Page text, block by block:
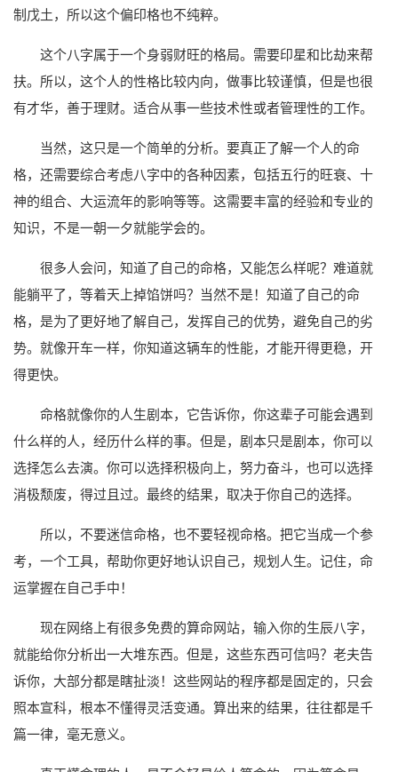
制戊土，所以这个偏印格也不纯粹。
这个八字属于一个身弱财旺的格局。需要印星和比劫来帮
扶。所以，这个人的性格比较内向，做事比较谨慎，但是也很
有才华，善于理财。适合从事一些技术性或者管理性的工作。
当然，这只是一个简单的分析。要真正了解一个人的命
格，还需要综合考虑八字中的各种因素，包括五行的旺衰、十
神的组合、大运流年的影响等等。这需要丰富的经验和专业的
知识，不是一朝一夕就能学会的。
很多人会问，知道了自己的命格，又能怎么样呢？难道就
能躺平了，等着天上掉馅饼吗？当然不是！知道了自己的命
格，是为了更好地了解自己，发挥自己的优势，避免自己的劣
势。就像开车一样，你知道这辆车的性能，才能开得更稳，开
得更快。
命格就像你的人生剧本，它告诉你，你这辈子可能会遇到
什么样的人，经历什么样的事。但是，剧本只是剧本，你可以
选择怎么去演。你可以选择积极向上，努力奋斗，也可以选择
消极颓废，得过且过。最终的结果，取决于你自己的选择。
所以，不要迷信命格，也不要轻视命格。把它当成一个参
考，一个工具，帮助你更好地认识自己，规划人生。记住，命
运掌握在自己手中！
现在网络上有很多免费的算命网站，输入你的生辰八字，
就能给你分析出一大堆东西。但是，这些东西可信吗？老夫告
诉你，大部分都是瞎扯淡！这些网站的程序都是固定的，只会
照本宣科，根本不懂得灵活变通。算出来的结果，往往都是千
篇一律，毫无意义。